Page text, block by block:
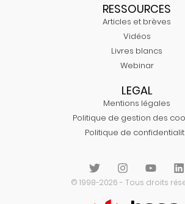
RESSOURCES
Articles et brèves
Vidéos
Livres blancs
Webinar
LEGAL
Mentions légales
Politique de gestion des
Politique de
© 1998-2026 - Tous droits